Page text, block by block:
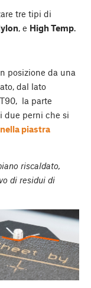
tre tipi di
, e High Temp.
posizione da una
dal lato
la parte
due perni che si
piastra
riscaldato,
di residui di